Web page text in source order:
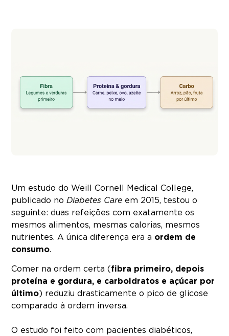
Um estudo do Weill Cornell Medical College,
publicado noDiabetes Care em 2015, testou o
seguinte: duas refeições com exatamente os
mesmos alimentos, mesmas calorias, mesmos
nutrientes. A única diferença era a ordem de
consumo.
Comer na ordem certa ( fibra primeiro, depois
proteína e gordura, e carboidratos e açúcar por
último ) reduziu drasticamente o pico de glicose
comparado à ordem inversa.
O estudo foi feito com pacientes diabéticos,